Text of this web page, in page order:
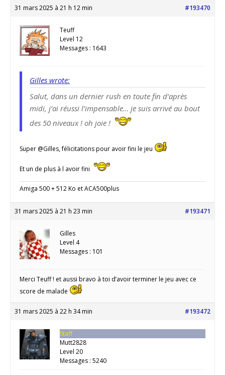
31 mars 2025 à 21 h 12 min #193470
Teuff
Level 12
Messages : 1643
Gilles wrote:
Salut, dans un dernier rush en toute fin d’après
midi, j’ai réussi l’impensable… je suis arrivé au bout
des 50 niveaux ! oh joie !
Super @Gilles, félicitations pour avoir fini le jeu
Et un de plus à l avoir fini
Amiga 500 + 512 Ko et ACA500plus
31 mars 2025 à 21 h 23 min #193471
Gilles
Level 4
Messages : 101
Merci Teuff ! et aussi bravo à toi d’avoir terminer le jeu avec ce
score de malade
31 mars 2025 à 22 h 34 min #193472
Staff
Mutt2828
Level 20
Messages : 5240